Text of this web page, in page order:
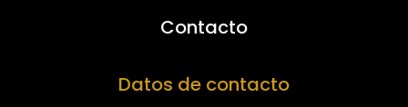
Contacto
Datos de contacto